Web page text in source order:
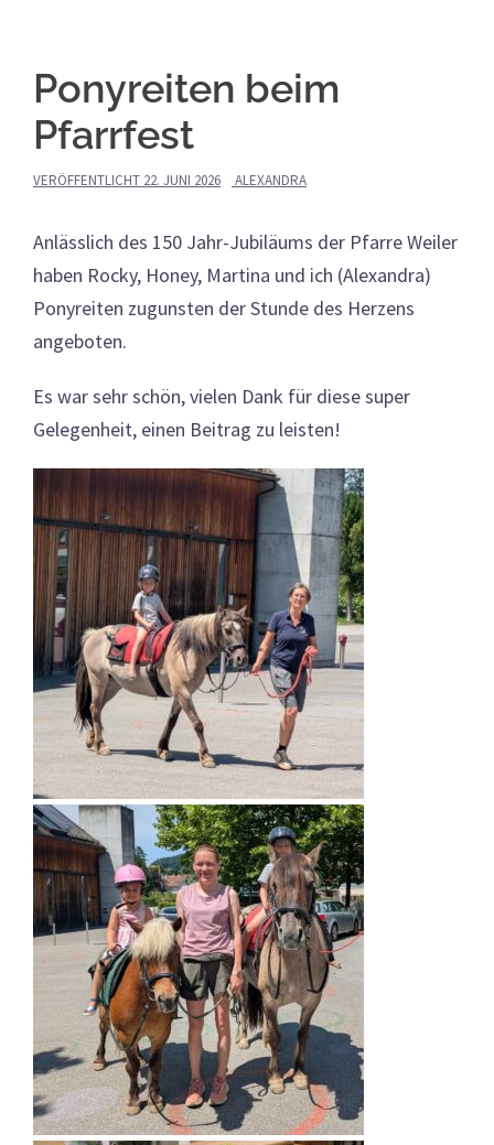
Ponyreiten beim
Pfarrfest
VERÖFFENTLICHT 22. JUNI 2026 ALEXANDRA
Anlässlich des 150 Jahr-Jubiläums der Pfarre Weiler
haben Rocky, Honey, Martina und ich (Alexandra)
Ponyreiten zugunsten der Stunde des Herzens
angeboten.
Es war sehr schön, vielen Dank für diese super
Gelegenheit, einen Beitrag zu leisten!